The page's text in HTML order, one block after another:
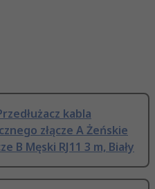
kabla
złącze A Żeńskie
B Męski RJ11 3 m, Biały